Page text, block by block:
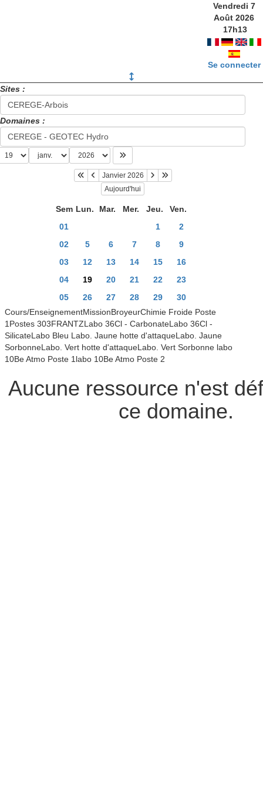
Vendredi 7
Août 2026
17h13
Se connecter
Sites :
Domaines :
Janvier 2026
Aujourd'hui
Sem Lun. Mar. Mer. Jeu.
Ven.
01
1
2
02
5 6 7 8
9
03
12 13 14 15
16
04
19 20 21 22
23
05
26 27 28 29
30
Cours/EnseignementMissionBroyeurChimie Froide Poste
1Postes 303FRANTZLabo 36Cl - CarbonateLabo 36Cl -
SilicateLabo Bleu Labo. Jaune hotte d'attaqueLabo. Jaune
SorbonneLabo. Vert hotte d'attaqueLabo. Vert Sorbonne labo
10Be Atmo Poste 1labo 10Be Atmo Poste 2
Aucune ressource n'est
ce domaine.